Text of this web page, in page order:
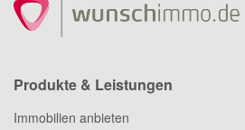
Produkte & Leistungen
Immobilien anbieten